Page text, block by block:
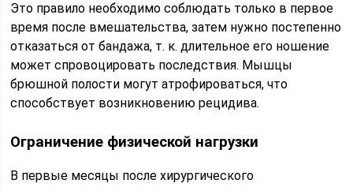
Это правило необходимо соблюдать только в первое
время после вмешательства, затем нужно постепенно
отказаться от бандажа, т. к. длительное его ношение
может спровоцировать последствия. Мышцы
брюшной полости могут атрофироваться, что
способствует возникновению рецидива.
Ограничение физической нагрузки
В первые месяцы после хирургического